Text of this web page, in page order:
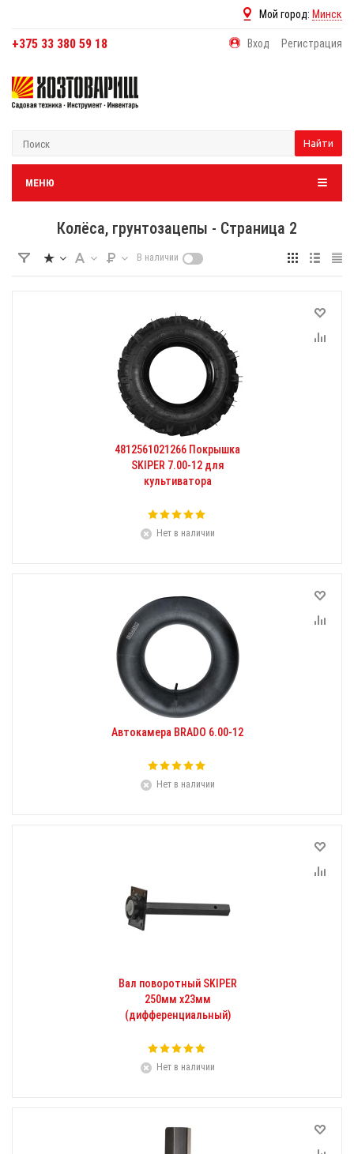
Мой город: Минск
+375 33 380 59 18 Вход Регистрация
Найти
МЕНЮ
Колёса, грунтозацепы - Страница 2
В наличии
4812561021266 Покрышка
SKIPER 7.00-12 для
культиватора
Нет в наличии
Автокамера BRADO 6.00-12
Нет в наличии
Вал поворотный SKIPER
250мм х23мм
(дифференциальный)
Нет в наличии